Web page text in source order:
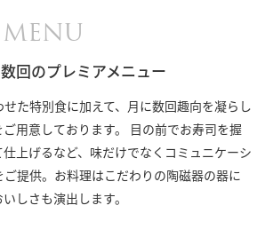
MENU
回のプレミアメニュー
た特別食に加えて、月に数回趣向を凝らし
用意しております。 目の前でお寿司を握
上げるなど、味だけでなくコミュニケーシ
ご提供。お料理はこだわりの陶磁器の器に
しさも演出します。